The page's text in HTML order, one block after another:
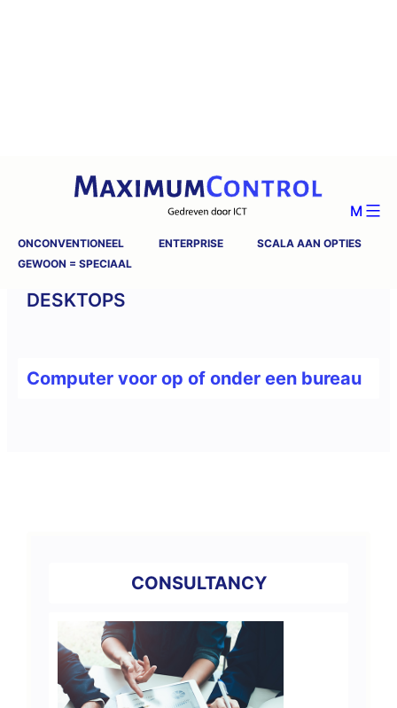
ONCONVENTIONEEL ENTERPRISE
SCALA AAN OPTIES
GEWOON = SPECIAAL
M
DESKTOPS
Computer voor op of onder een bureau
CONSULTANCY